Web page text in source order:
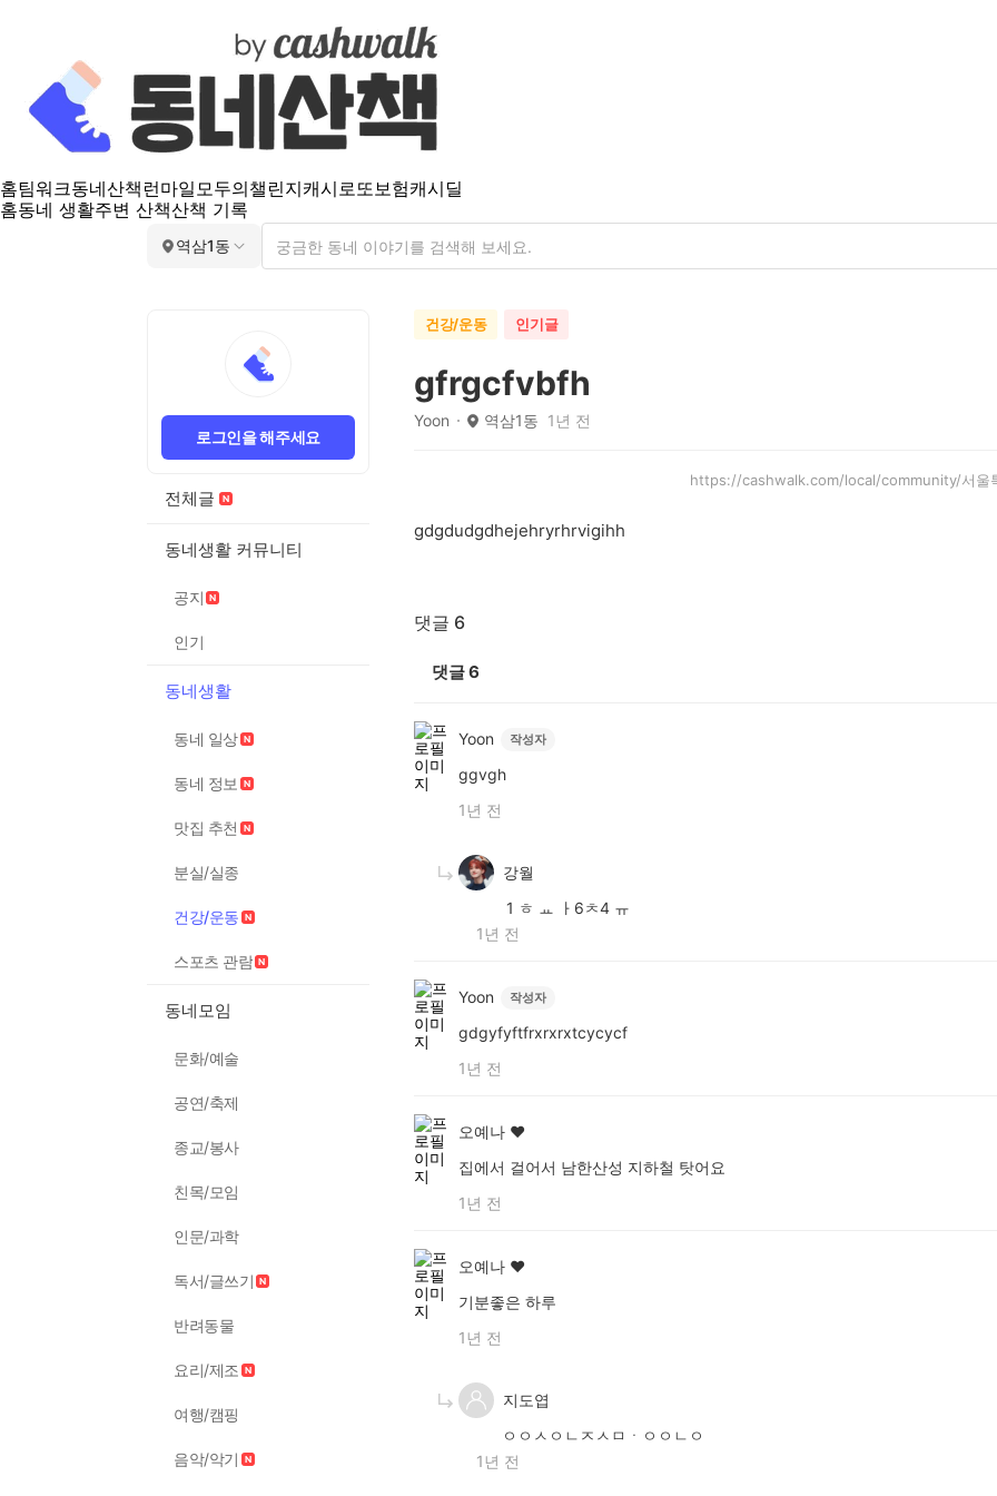
홈팀워크동네산책 런마일모두의챌린지캐시로또보험캐시딜
홈동네 생활주변 산책산책 기록
역삼1동
로그인을 해주세요
전체글
동네생활 커뮤니티
공지
인기
동네생활
동네 일상
동네 정보
맛집 추천
분실/실종
건강/운동
스포츠 관람
동네모임
문화/예술
공연/축제
종교/봉사
친목/모임
인문/과학
독서/글쓰기
반려동물
요리/제조
여행/캠핑
음악/악기
건강/운동 인기글
gfrgcfvbfh
Yoon 역삼1동 1년 전
https://cashwalk.com/local/community/서울
gdgdudgdhejehryrhrvigihh
댓글 6
댓글6
Yoon 작성자
ggvgh
1년 전
강월
1 ㅎ ㅛ ㅏ6ㅊ4 ㅠ
1년 전
Yoon 작성자
gdgyfyftfrxrxrxtcycycf
1년 전
오예나 ♥
집에서 걸어서 남한산성 지하철 탓어요
1년 전
오예나 ♥
기분좋은 하루
1년 전
지도엽
ㅇㅇㅅㅇㄴㅈㅅㅁㆍㅇㅇㄴㅇ
1년 전